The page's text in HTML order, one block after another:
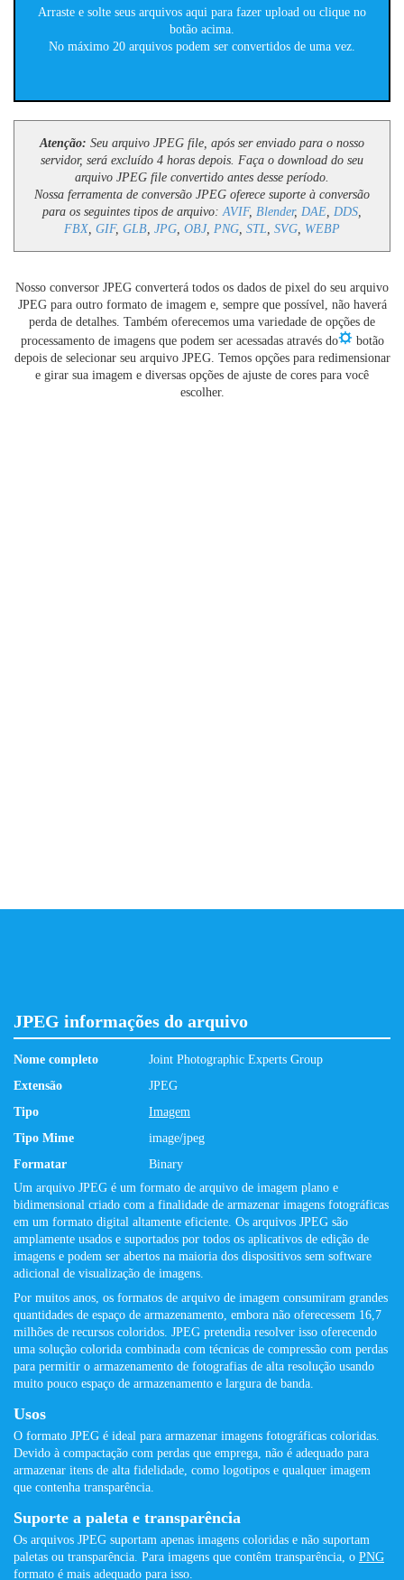
Arraste e solte seus arquivos aqui para fazer upload ou clique no
botão acima.
No máximo 20 arquivos podem ser convertidos de uma vez.
Atenção: Seu arquivo JPEG file, após ser enviado para o nosso
servidor, será excluído 4 horas depois. Faça o download do seu
arquivo JPEG file convertido antes desse período.
Nossa ferramenta de conversão JPEG oferece suporte à conversão
para os seguintes tipos de arquivo:AVIF, Blender, DAE, DDS,
FBX, GIF, GLB, JPG, OBJ, PNG, STL, SVG, WEBP
Nosso conversor JPEG converterá todos os dados de pixel do seu arquivo
JPEG para outro formato de imagem e, sempre que possível, não haverá
perda de detalhes. Também oferecemos uma variedade de opções de
processamento de imagens que podem ser acessadas através do
botão
depois de selecionar seu arquivo JPEG. Temos opções para redimensionar
e girar sua imagem e diversas opções de ajuste de cores para você
escolher.
JPEG informações do arquivo
Nome completo
Joint Photographic Experts Group
Extensão
JPEG
Tipo
Imagem
Tipo Mime
image/jpeg
Formatar
Binary
Um arquivo JPEG é um formato de arquivo de imagem plano e
bidimensional criado com a finalidade de armazenar imagens fotográficas
em um formato digital altamente eficiente. Os arquivos JPEG são
amplamente usados ​​e suportados por todos os aplicativos de edição de
imagens e podem ser abertos na maioria dos dispositivos sem software
adicional de visualização de imagens.
Por muitos anos, os formatos de arquivo de imagem consumiram grandes
quantidades de espaço de armazenamento, embora não oferecessem 16,7
milhões de recursos coloridos. JPEG pretendia resolver isso oferecendo
uma solução colorida combinada com técnicas de compressão com perdas
para permitir o armazenamento de fotografias de alta resolução usando
muito pouco espaço de armazenamento e largura de banda.
Usos
O formato JPEG é ideal para armazenar imagens fotográficas coloridas.
Devido à compactação com perdas que emprega, não é adequado para
armazenar itens de alta fidelidade, como logotipos e qualquer imagem
que contenha transparência.
Suporte a paleta e transparência
Os arquivos JPEG suportam apenas imagens coloridas e não suportam
paletas ou transparência. Para imagens que contêm transparência, o PNG
formato é mais adequado para isso.